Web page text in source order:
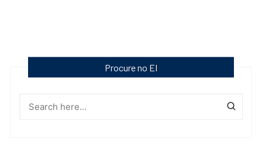
Procure no EI